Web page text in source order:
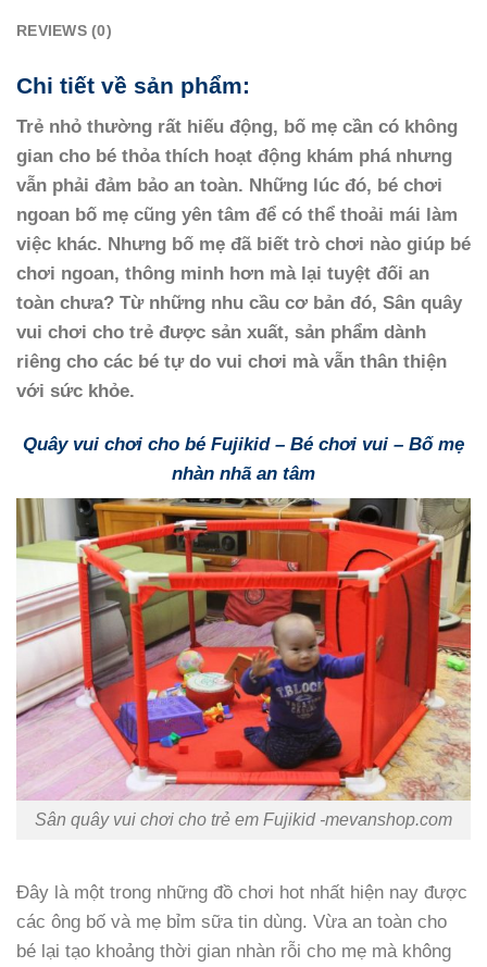
REVIEWS (0)
Chi tiết về sản phẩm:
Trẻ nhỏ thường rất hiếu động, bố mẹ cần có không
gian cho bé thỏa thích hoạt động khám phá nhưng
vẫn phải đảm bảo an toàn. Những lúc đó, bé chơi
ngoan bố mẹ cũng yên tâm để có thể thoải mái làm
việc khác. Nhưng bố mẹ đã biết trò chơi nào giúp bé
chơi ngoan, thông minh hơn mà lại tuyệt đối an
toàn chưa? Từ những nhu cầu cơ bản đó, Sân quây
vui chơi cho trẻ được sản xuất, sản phẩm dành
riêng cho các bé tự do vui chơi mà vẫn thân thiện
với sức khỏe.
Quây vui chơi cho bé Fujikid – Bé chơi vui – Bố mẹ
nhàn nhã an tâm
Sân quây vui chơi cho trẻ em Fujikid -mevanshop.com
Đây là một trong những đồ chơi hot nhất hiện nay được
các ông bố và mẹ bỉm sữa tin dùng. Vừa an toàn cho
bé lại tạo khoảng thời gian nhàn rỗi cho mẹ mà không